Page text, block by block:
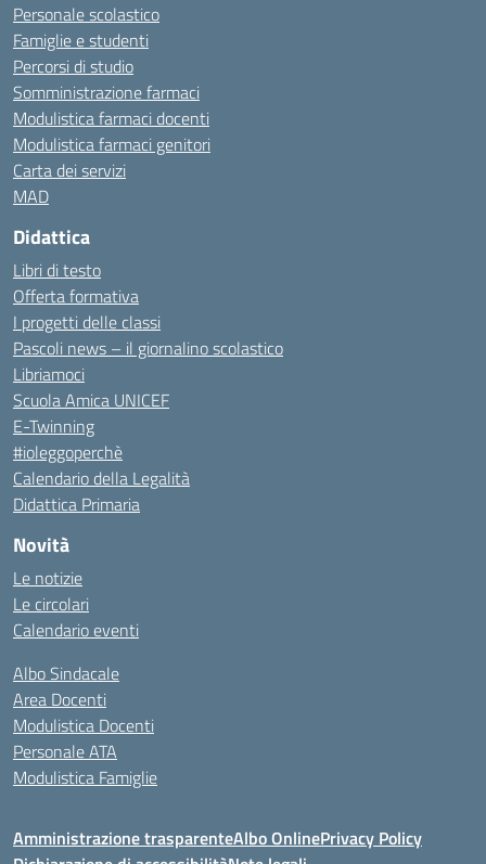
Personale scolastico
Famiglie e studenti
Percorsi di studio
Somministrazione farmaci
Modulistica farmaci docenti
Modulistica farmaci genitori
Carta dei servizi
MAD
Didattica
Libri di testo
Offerta formativa
I progetti delle classi
Pascoli news – il giornalino scolastico
Libriamoci
Scuola Amica UNICEF
E-Twinning
#ioleggoperchè
Calendario della Legalità
Didattica Primaria
Novità
Le notizie
Le circolari
Calendario eventi
Albo Sindacale
Area Docenti
Modulistica Docenti
Personale ATA
Modulistica Famiglie
Amministrazione trasparenteAlbo OnlinePrivacy Policy